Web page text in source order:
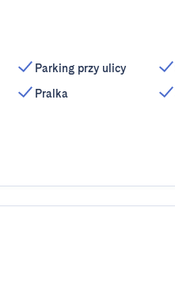
Parking przy ulicy
Pralka